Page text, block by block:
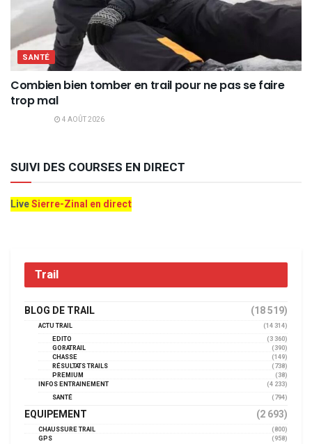
SANTÉ
Combien bien tomber en trail pour ne pas se faire
trop mal
4 AOÛT 2026
SUIVI DES COURSES EN DIRECT
LiveSierre-Zinal en direct
Trail
BLOG DE TRAIL (18 519)
ACTU TRAIL
(14 314)
EDITO
(3 360)
GORATRAIL
(390)
CHASSE
(149)
RÉSULTATS TRAILS
(738)
PREMIUM
(38)
INFOS ENTRAINEMENT
(4 233)
SANTÉ
(794)
EQUIPEMENT (2 693)
CHAUSSURE TRAIL
(800)
GPS
(958)